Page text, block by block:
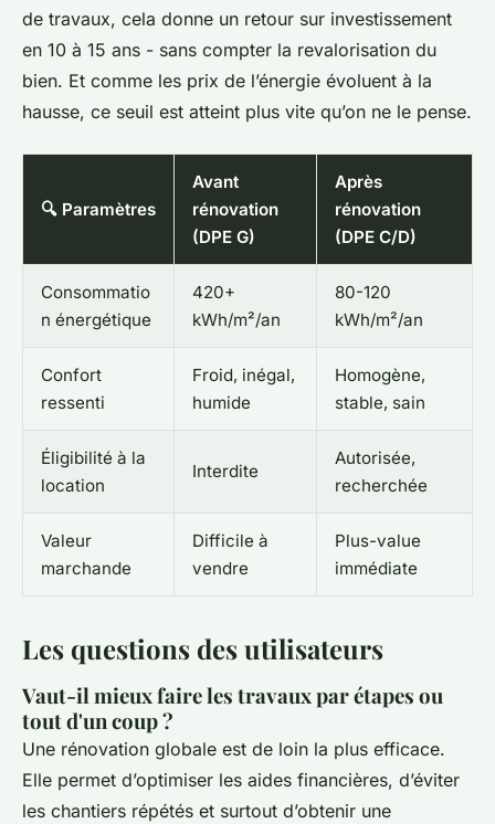
de travaux, cela donne un retour sur investissement
en 10 à 15 ans - sans compter la revalorisation du
bien. Et comme les prix de l’énergie évoluent à la
hausse, ce seuil est atteint plus vite qu’on ne le pense.
🔍 Paramètres
Avant
rénovation
(DPE G)
Après
rénovation
(DPE C/D)
Consommatio
n énergétique
420+
kWh/m²/an
80-120
kWh/m²/an
Confort
ressenti
Froid, inégal,
humide
Homogène,
stable, sain
Éligibilité à la
location
Interdite
Autorisée,
recherchée
Valeur
marchande
Difficile à
vendre
Plus-value
immédiate
Les questions des utilisateurs
Vaut-il mieux faire les travaux par étapes ou
tout d'un coup ?
Une rénovation globale est de loin la plus efficace.
Elle permet d’optimiser les aides financières, d’éviter
les chantiers répétés et surtout d’obtenir une